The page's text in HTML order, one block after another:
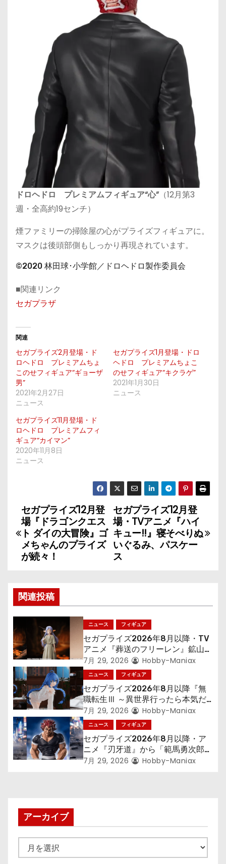
ドロヘドロ プレミアムフィギュア“心”（12月第3
週・全高約19センチ）
煙ファミリーの掃除屋の心がプライズフィギュアに。
マスクは後頭部側もしっかり再現されています。
©2020 林田球･小学館／ドロヘドロ製作委員会
■関連リンク
セガプラザ
関連
セガプライズ2月登場・ド
ロヘドロ プレミアムちょ
このせフィギュア“ギョーザ
男”
2021年2月27日
ニュース
セガプライズ1月登場・ドロ
ヘドロ プレミアムちょこ
のせフィギュア“キクラゲ”
2021年1月30日
ニュース
セガプライズ11月登場・ド
ロヘドロ プレミアムフィ
ギュア“カイマン”
2020年11月8日
ニュース
投
稿
ナ
ゲ
ー
シ
ョ
ン
セガプライズ12月登
場・TVアニメ『ハイ
キュー!!』寝そべりぬ
いぐるみ、パスケー
ス
セガプライズ12月登
場『ドラゴンクエス
ト ダイの大冒険』ゴ
メちゃんのプライズ
が続々！
関連投稿
ニュース フィギュア
セガプライズ2026年8月以降・TV
アニメ『葬送のフリーレン』鉱山で
300年働くことになっっちゃった
「フリーレン」を立体化！
7月 29, 2026 Hobby-Maniax
ニュース フィギュア
セガプライズ2026年8月以降『無
職転生Ⅲ ～異世界行ったら本気だ
す～』から「ロキシー」のフィギュ
アが登場！
7月 29, 2026 Hobby-Maniax
ニュース フィギュア
セガプライズ2026年8月以降・ア
ニメ『刃牙道』から「範馬勇次郎」
が登場ッッ!!
7月 29, 2026 Hobby-Maniax
アーカイブ
ー